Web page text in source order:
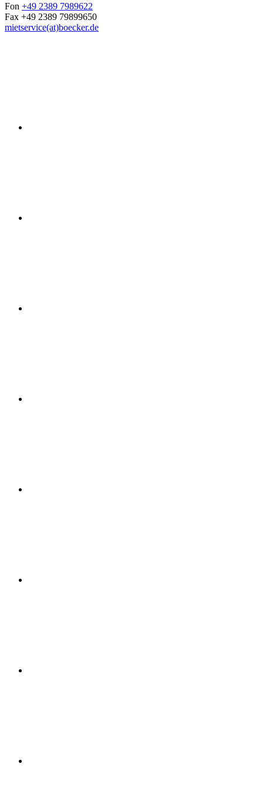
Fon +49 2389 7989622
Fax +49 2389 79899650
mietservice(at)boecker.de